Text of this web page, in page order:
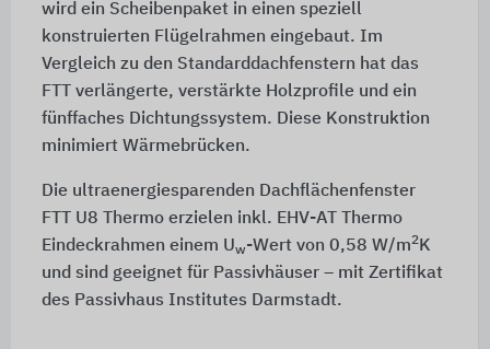
wird ein Scheibenpaket in einen speziell
konstruierten Flügelrahmen eingebaut. Im
Vergleich zu den Standarddachfenstern hat das
FTT verlängerte, verstärkte Holzprofile und ein
fünffaches Dichtungssystem. Diese Konstruktion
minimiert Wärmebrücken.
Die ultraenergiesparenden Dachflächenfenster
FTT U8 Thermoerzielen inkl. EHV-AT Thermo
Eindeckrahmen einem Uw-Wert von 0,58 W/m2K
und sind geeignet für Passivhäuser – mit Zertifikat
des Passivhaus Institutes Darmstadt.